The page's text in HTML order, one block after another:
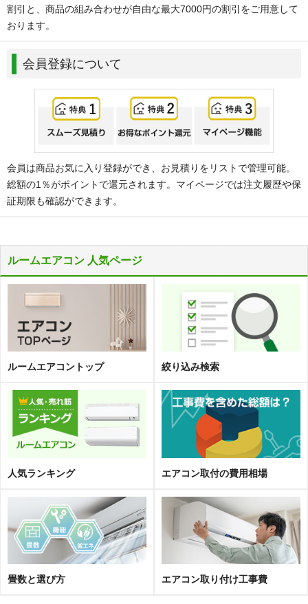
割引と、商品の組み合わせが自由な最大7000円の割引をご用意して
おります。
会員登録について
会員は商品お気に入り登録ができ、お見積りをリストで管理可能。
総額の1％がポイントで還元されます。マイページでは注文履歴や保
証期限も確認ができます。
ルームエアコン 人気ページ
ルームエアコントップ 絞り込み検索
人気ランキング エアコン取付の費用相場
畳数と選び方 エアコン取り付け工事費